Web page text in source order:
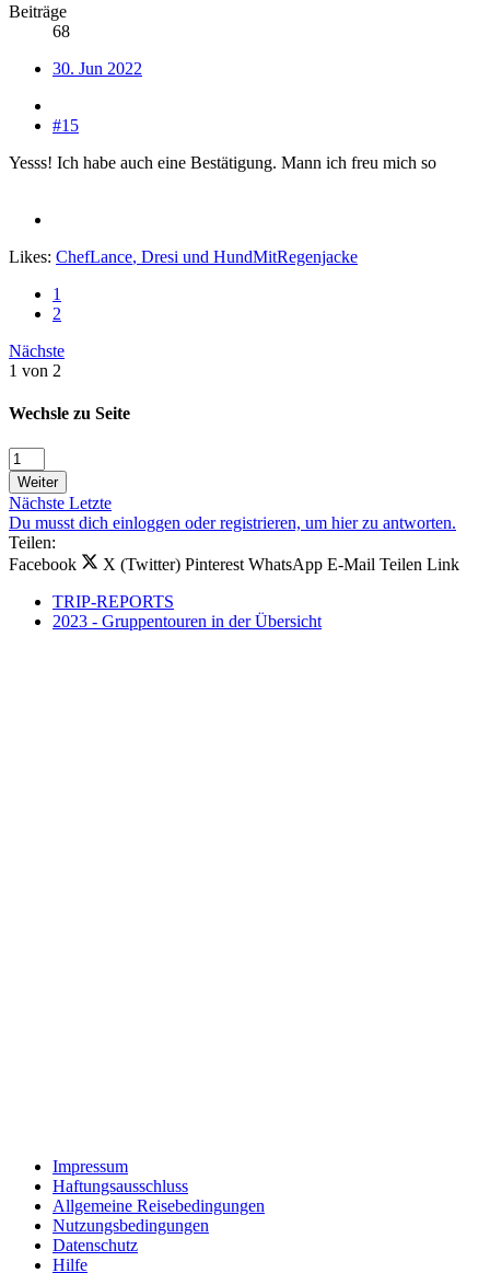
Beiträge
68
30. Jun 2022
#15
Yesss! Ich habe auch eine Bestätigung. Mann ich freu mich so
Likes: ChefLance, Dresi und HundMitRegenjacke
1
2
Nächste
1 von 2
Wechsle zu Seite
Weiter
Nächste Letzte
Du musst dich einloggen oder registrieren, um hier zu antworten.
Teilen:
Facebook
X (Twitter) Pinterest WhatsApp E-Mail Teilen Link
TRIP-REPORTS
2023 - Gruppentouren in der Übersicht
Impressum
Haftungsausschluss
Allgemeine Reisebedingungen
Nutzungsbedingungen
Datenschutz
Hilfe